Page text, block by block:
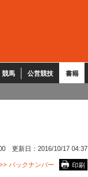
競馬 公営競技 書籍
更新日： 2016/10/17 04:37
印刷
バックナンバー